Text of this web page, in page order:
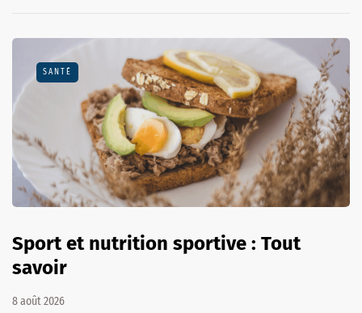
SANTÉ
Sport et nutrition sportive : Tout
savoir
8 août 2026